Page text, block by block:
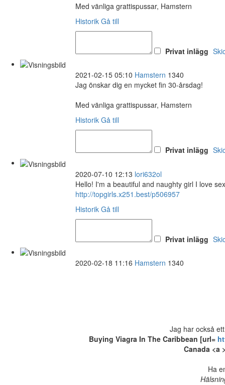
Med vänliga grattispussar, Hamstern
Historik Gå till
Privat inlägg
2021-02-15 05:10 Hamstern 1340
Jag önskar dig en mycket fin 30-årsdag!
Med vänliga grattispussar, Hamstern
Historik Gå till
Privat inlägg
2020-07-10 12:13 lori632ol
Hello! I'm a beautiful and naughty girl I love
http://topgirls.x251.best/p506957
Historik Gå till
Privat inlägg
2020-02-18 11:16 Hamstern 1340
Jag har också
Buying Viagra In The Caribbean [url=
Canada <a
Ha